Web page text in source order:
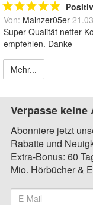
Positiv
Von: Mainzer05er
Super Qualität netter
empfehlen. Danke
Mehr...
Verpasse keine
Abonniere jetzt
Rabatte und
Extra-Bonus: 60
Mio. Hörbücher &